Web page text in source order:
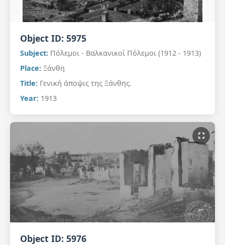
Object ID: 5975
Subject: Πόλεμοι - Βαλκανικοί Πόλεμοι (1912 - 1913)
Place: Ξάνθη
Title: Γενική άποψις της Ξάνθης.
Year: 1913
Object ID: 5976